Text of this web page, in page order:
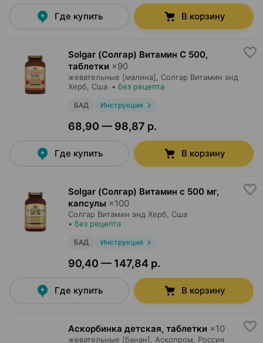
Где купить В корзину
Solgar (Солгар) Витамин С 500,
таблетки ×90
жевательные [малина],
Солгар Витамин энд
Херб , Сша • без рецепта
БАД Инструкция
68,90 — 98,87 р.
Где купить В корзину
Solgar (Солгар) Витамин с 500 мг,
капсулы ×100
Солгар Витамин энд Херб , Сша
• без рецепта
БАД Инструкция
90,40 — 147,84 р.
Где купить В корзину
Аскорбинка детская, таблетки ×10
жевательные [банан], Аскопром , Россия